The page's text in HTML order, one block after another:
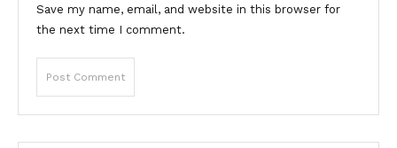
Save my name, email, and website in this browser for
the next time I comment.